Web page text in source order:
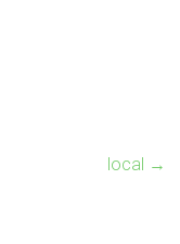
local →